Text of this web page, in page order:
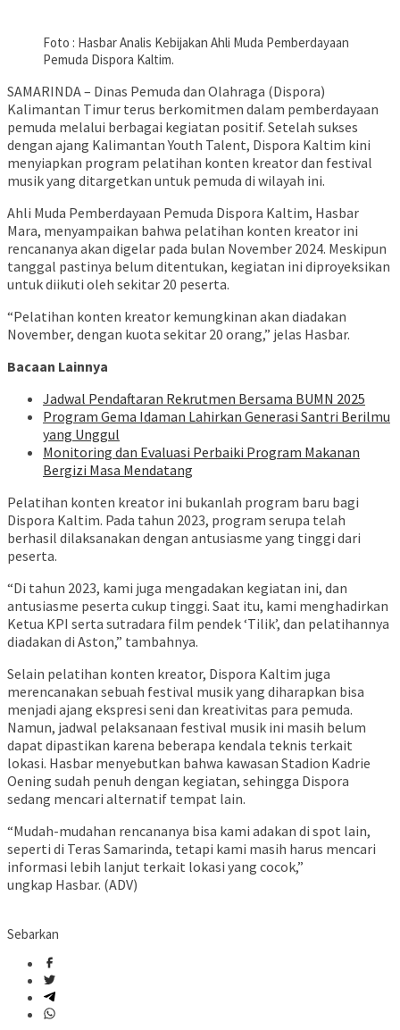
Foto : Hasbar Analis Kebijakan Ahli Muda Pemberdayaan
Pemuda Dispora Kaltim.
SAMARINDA – Dinas Pemuda dan Olahraga (Dispora)
Kalimantan Timur terus berkomitmen dalam pemberdayaan
pemuda melalui berbagai kegiatan positif. Setelah sukses
dengan ajang Kalimantan Youth Talent, Dispora Kaltim kini
menyiapkan program pelatihan konten kreator dan festival
musik yang ditargetkan untuk pemuda di wilayah ini.
Ahli Muda Pemberdayaan Pemuda Dispora Kaltim, Hasbar
Mara, menyampaikan bahwa pelatihan konten kreator ini
rencananya akan digelar pada bulan November 2024. Meskipun
tanggal pastinya belum ditentukan, kegiatan ini diproyeksikan
untuk diikuti oleh sekitar 20 peserta.
“Pelatihan konten kreator kemungkinan akan diadakan
November, dengan kuota sekitar 20 orang,” jelas Hasbar.
Bacaan Lainnya
Jadwal Pendaftaran Rekrutmen Bersama BUMN 2025
Program Gema Idaman Lahirkan Generasi Santri Berilmu
yang Unggul
Monitoring dan Evaluasi Perbaiki Program Makanan
Bergizi Masa Mendatang
Pelatihan konten kreator ini bukanlah program baru bagi
Dispora Kaltim. Pada tahun 2023, program serupa telah
berhasil dilaksanakan dengan antusiasme yang tinggi dari
peserta.
“Di tahun 2023, kami juga mengadakan kegiatan ini, dan
antusiasme peserta cukup tinggi. Saat itu, kami menghadirkan
Ketua KPI serta sutradara film pendek ‘Tilik’, dan pelatihannya
diadakan di Aston,” tambahnya.
Selain pelatihan konten kreator, Dispora Kaltim juga
merencanakan sebuah festival musik yang diharapkan bisa
menjadi ajang ekspresi seni dan kreativitas para pemuda.
Namun, jadwal pelaksanaan festival musik ini masih belum
dapat dipastikan karena beberapa kendala teknis terkait
lokasi. Hasbar menyebutkan bahwa kawasan Stadion Kadrie
Oening sudah penuh dengan kegiatan, sehingga Dispora
sedang mencari alternatif tempat lain.
“Mudah-mudahan rencananya bisa kami adakan di spot lain,
seperti di Teras Samarinda, tetapi kami masih harus mencari
informasi lebih lanjut terkait lokasi yang cocok,”
ungkap Hasbar. (ADV)
Sebarkan